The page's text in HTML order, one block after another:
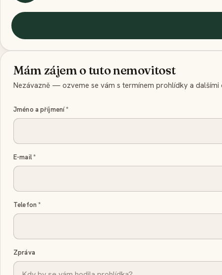
Mám zájem o tuto nemovitost
Nezávazně — ozveme se vám s termínem prohlídky a dalšími
Jméno a příjmení*
E-mail*
Telefon *
Zpráva